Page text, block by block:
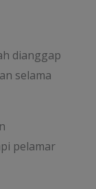
dianggap
selama
pelamar
dalam dan luar
dan email di